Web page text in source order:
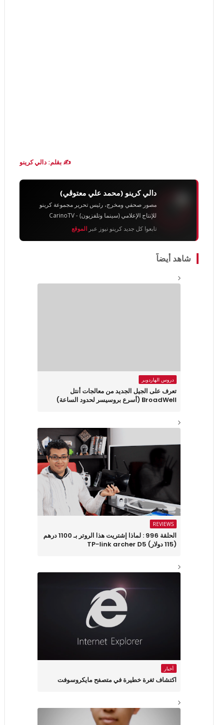
✍️ بقلم: دالي كرينو
دالي كرينو (محمد علي معتوڨي)
مصور صحفي ومخرج، رئيس تحرير مجموعة كرينو
للإنتاج الإعلامي (سينما وتلفزيون) - CarinoTV
تابعوا كل جديد كرينو نيوز عبر الموقع
شاهد أيضاً
دروس الهاردوير
تعرف على الجيل الجديد من معالجات أنتل
BroadWell (أسرع بروسيسر لحدود الساعة)
REVIEWS
الحلقة 996 : لماذا إشتريت هذا الروتر بـ 1100 درهم
(115 دولار) TP-link archer D5
أخبار
اكتشاف ثغرة خطيرة في متصفح مايكروسوفت